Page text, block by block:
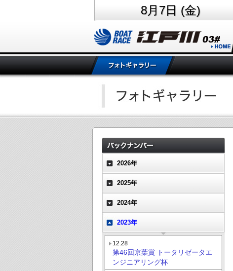
8月7日 (金)
2026年
2025年
2024年
2023年
12.28
第46回京葉賞 トータリゼータエ
ンジニアリング杯